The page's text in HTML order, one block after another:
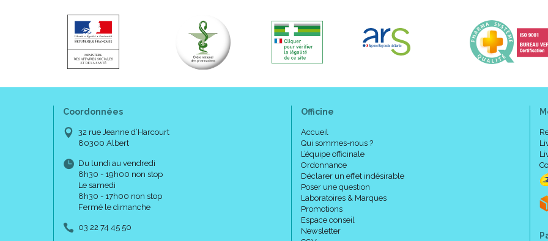
Coordonnées
32 rue Jeanne d’Harcourt
80300 Albert
Du lundi au vendredi
8h30 - 19h00 non stop
Le samedi
8h30 - 17h00 non stop
Fermé le dimanche
03 22 74 45 50
Officine
Accueil
Qui sommes-nous ?
L’équipe officinale
Ordonnance
Déclarer un effet indésirable
Poser une question
Laboratoires & Marques
Promotions
Espace conseil
Newsletter